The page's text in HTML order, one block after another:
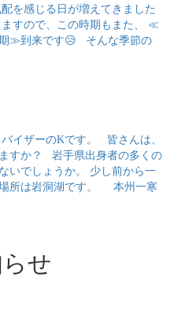
を感じる日が増えてきました
すので、この時期もまた、 ≪
≫到来です😥 そんな季節の
イザーのKです。 皆さんは、
すか？ 岩手県出身者の多くの
いでしょうか。 少し前から一
所は岩洞湖です。 本州一寒
せ